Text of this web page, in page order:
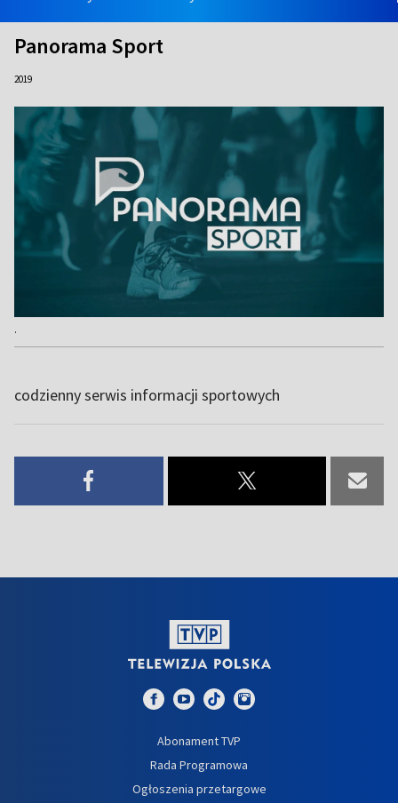
Panorama Sport
2019
.
codzienny serwis informacji sportowych
Abonament TVP
Rada Programowa
Ogłoszenia przetargowe